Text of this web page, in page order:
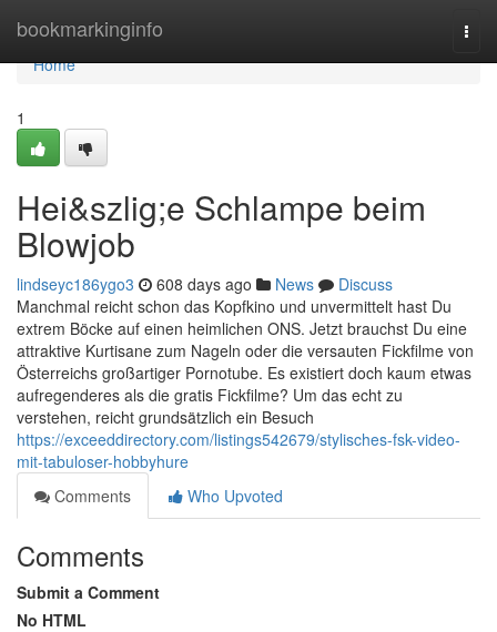
bookmarkinginfo
Home
Home
1
Hei&szlig;e Schlampe beim
Blowjob
lindseyc186ygo3 608 days ago News
Discuss
Manchmal reicht schon das Kopfkino und unvermittelt hast Du
extrem Böcke auf einen heimlichen ONS. Jetzt brauchst Du eine
attraktive Kurtisane zum Nageln oder die versauten Fickfilme von
Österreichs großartiger Pornotube. Es existiert doch kaum etwas
aufregenderes als die gratis Fickfilme? Um das echt zu
verstehen, reicht grundsätzlich ein Besuch
https://exceeddirectory.com/listings542679/stylisches-fsk-video-
mit-tabuloser-hobbyhure
Comments
Who Upvoted
Comments
Submit a Comment
No HTML